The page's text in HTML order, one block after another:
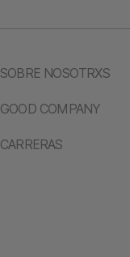
SOBRE NOSOTRXS
GOOD COMPANY
CARRERAS